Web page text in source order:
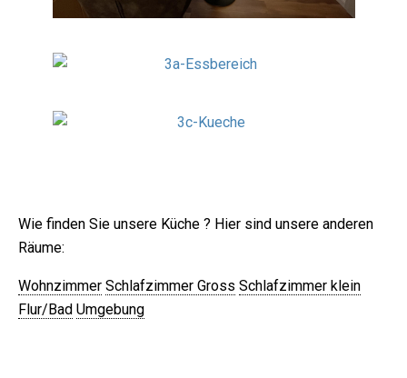
Wie finden Sie unsere Küche ? Hier sind unsere anderen
Räume:
Wohnzimmer Schlafzimmer Gross Schlafzimmer klein
Flur/Bad Umgebung